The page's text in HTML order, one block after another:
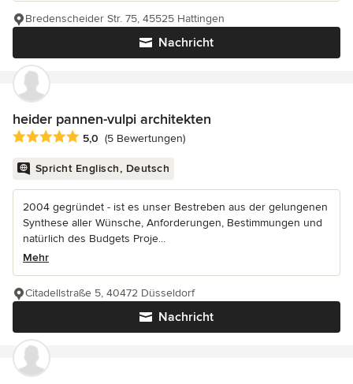
Nachricht
Bredenscheider Str. 75, 45525 Hattingen
heider pannen-vulpi architekten
Durchschnittliche Bewertung: 5 von 5 Sternen
5,0 (5 Bewertungen)
Spricht Englisch, Deutsch
2004 gegründet - ist es unser Bestreben aus der gelungenen
Synthese aller Wünsche, Anforderungen, Bestimmungen und
natürlich des Budgets Proje...
Mehr
Nachricht
Citadellstraße 5, 40472 Düsseldorf